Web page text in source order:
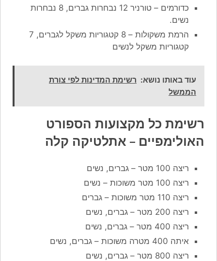
כדורמים – טורניר 12 נבחרות גברים, 8 נבחרות
נשים.
הרמת משקולות – 8 קטגוריות משקל לגברים, 7
קטגוריות משקל לנשים
עוד באותו נושא: רשימת המדינות לפי צורת
הממשל
רשימת כל מקצועות הספורט
האולימפיים – אתלטיקה קלה
ריצה 100 מטר – גברים, נשים
ריצה 100 מטר משוכות – נשים
ריצה 110 מטר משוכות – גברים
ריצה 200 מטר – גברים, נשים
ריצה 400 מטר – גברים, נשים
איתה 400 מטרה משוכות – גברים, נשים
ריצה 800 מטר – גברים, נשים